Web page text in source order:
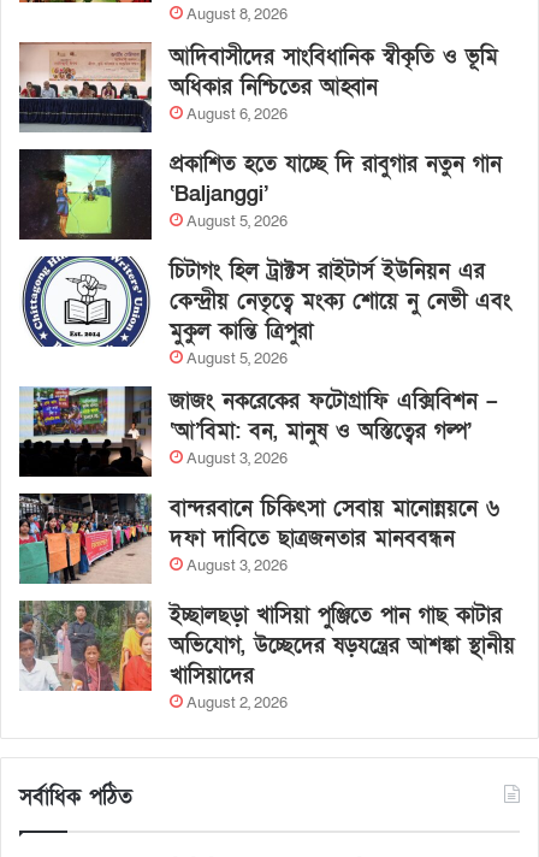
August 8, 2026
আদিবাসীদের সাংবিধানিক স্বীকৃতি ও ভূমি
অধিকার নিশ্চিতের আহ্বান
August 6, 2026
প্রকাশিত হতে যাচ্ছে দি রাবুগার নতুন গান
‘Baljanggi’
August 5, 2026
চিটাগং হিল ট্রাক্টস রাইটার্স ইউনিয়ন এর
কেন্দ্রীয় নেতৃত্বে মংক্য শোয়ে নু নেভী এবং
মুকুল কান্তি ত্রিপুরা
August 5, 2026
জাজং নকরেকের ফটোগ্রাফি এক্সিবিশন –
‘আ’বিমা: বন, মানুষ ও অস্তিত্বের গল্প’
August 3, 2026
বান্দরবানে চিকিৎসা সেবায় মানোন্নয়নে ৬
দফা দাবিতে ছাত্রজনতার মানববন্ধন
August 3, 2026
ইচ্ছালছড়া খাসিয়া পুঞ্জিতে পান গাছ কাটার
অভিযোগ, উচ্ছেদের ষড়যন্ত্রের আশঙ্কা স্থানীয়
খাসিয়াদের
August 2, 2026
সর্বাধিক পঠিত